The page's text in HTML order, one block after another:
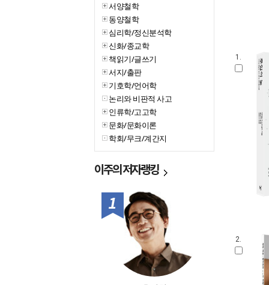
서양철학
동양철학
심리학/정신분석학
신화/종교학
책읽기/글쓰기
서지/출판
기호학/언어학
논리와 비판적 사고
인류학/고고학
문화/문화이론
학회/무크/계간지
이주의저자랭킹
1위
1.
2.